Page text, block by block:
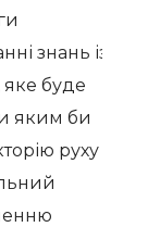
знань із
буде
яким би
руху